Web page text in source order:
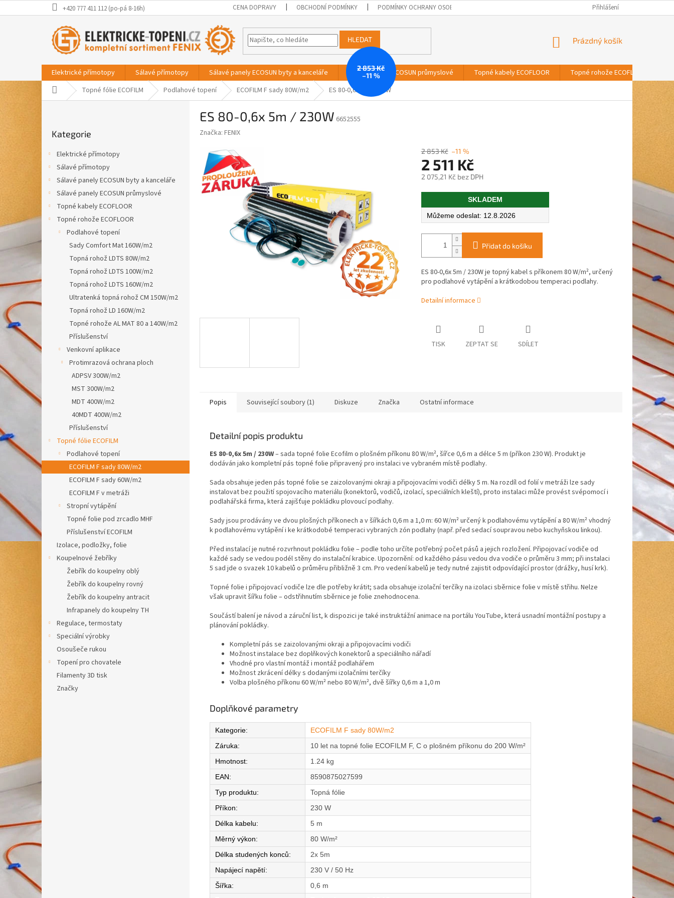
na
+420 777 411 112 (po-pá 8-16h) CENA DOPRAVY OBCHODNÍ PODMÍNKY PODMÍNKY OCHRANY OSOBNÍCH ÚDAJŮ Přihlášení
HLEDAT
NÁKUPNÍ
Prázdný košík
Elektrické přímotopy Sálavé přímotopy Sálavé panely ECOSUN byty a kanceláře Sálavé panely ECOSUN průmyslové Topné kabely ECOFLOOR Topné rohože ECOFLOOR
Domů Topné fólie ECOFILM Podlahové topení ECOFILM F sady 80W/m2 ES 80-0,6x 5m / 230W
a
e
kategorie
Kategorie
Elektrické přímotopy
Sálavé přímotopy
Sálavé panely ECOSUN byty a kanceláře
Sálavé panely ECOSUN průmyslové
Topné kabely ECOFLOOR
Topné rohože ECOFLOOR
Podlahové topení
Sady Comfort Mat 160W/m2
Topná rohož LDTS 80W/m2
Topná rohož LDTS 100W/m2
Topná rohož LDTS 160W/m2
Ultratenká topná rohož CM 150W/m2
Topná rohož LD 160W/m2
Topné rohože AL MAT 80 a 140W/m2
Příslušenství
Venkovní aplikace
Protimrazová ochrana ploch
ADPSV 300W/m2
MST 300W/m2
MDT 400W/m2
40MDT 400W/m2
Příslušenství
Topné fólie ECOFILM
Podlahové topení
ECOFILM F sady 80W/m2
ECOFILM F sady 60W/m2
ECOFILM F v metráži
Stropní vytápění
Topné folie pod zrcadlo MHF
Příslušenství ECOFILM
Izolace, podložky, folie
Koupelnové žebříky
Žebřík do koupelny oblý
Žebřík do koupelny rovný
Žebřík do koupelny antracit
Infrapanely do koupelny TH
Regulace, termostaty
Speciální výrobky
Osoušeče rukou
Topení pro chovatele
Filamenty 3D tisk
Značky
ES 80-0,6x 5m / 230W 6652555
Značka: FENIX
2 853 Kč
–11 %
2 853 Kč –11 %
2 511 Kč
2 075,21 Kč bez DPH
Měrná
SKLADEM
12.8.2026
Přidat do košíku
ES 80-0,6x 5m / 230W je topný kabel s příkonem 80 W/m², určený
pro podlahové vytápění a krátkodobou temperaci podlahy.
Detailní informace
TISK ZEPTAT SE SDÍLET
Popis Související soubory (1) Diskuze Značka Ostatní informace
Detailní popis produktu
ES 80-0,6x 5m / 230W– sada topné folie Ecofilm o plošném příkonu 80 W/m², šířce 0,6 m a délce 5 m (příkon 230 W). Produkt je
dodáván jako kompletní pás topné folie připravený pro instalaci ve vybraném místě podlahy.
Sada obsahuje jeden pás topné folie se zaizolovanými okraji a připojovacími vodiči délky 5 m. Na rozdíl od folií v metráži lze sady
instalovat bez použití spojovacího materiálu (konektorů, vodičů, izolací, speciálních kleští), proto instalaci může provést svépomocí i
podlahářská firma, která zajišťuje pokládku plovoucí podlahy.
Sady jsou prodávány ve dvou plošných příkonech a v šířkách 0,6 m a 1,0 m: 60 W/m² určený k podlahovému vytápění a 80 W/m² vhodný
k podlahovému vytápění i ke krátkodobé temperaci vybraných zón podlahy (např. před sedací soupravou nebo kuchyňskou linkou).
Před instalací je nutné rozvrhnout pokládku folie – podle toho určíte potřebný počet pásů a jejich rozložení. Připojovací vodiče od
každé sady se vedou podél stěny do instalační krabice. Upozornění: od každého pásu vedou dva vodiče o průměru 3 mm; při instalaci
5 sad jde o svazek 10 kabelů o průměru přibližně 3 cm. Pro vedení kabelů je tedy nutné zajistit odpovídající prostor (drážky, husí krk).
Topné folie i připojovací vodiče lze dle potřeby krátit; sada obsahuje izolační terčíky na izolaci sběrnice folie v místě střihu. Nelze
však upravit šířku folie – odstřihnutím sběrnice je folie znehodnocena.
Součástí balení je návod a záruční list, k dispozici je také instruktážní animace na portálu YouTube, která usnadní montážní postupy a
plánování pokládky.
Kompletní pás se zaizolovanými okraji a připojovacími vodiči
Možnost instalace bez doplňkových konektorů a speciálního nářadí
Vhodné pro vlastní montáž i montáž podlahářem
Možnost zkrácení délky s dodanými izolačními terčíky
Volba plošného příkonu 60 W/m² nebo 80 W/m², dvě šířky 0,6 m a 1,0 m
Doplňkové parametry
Kategorie:
ECOFILM F sady 80W/m2
Záruka:
10 let na topné folie ECOFILM F, C o plošném příkonu do 200 W/m²
Hmotnost:
1.24 kg
EAN:
8590875027599
Typ produktu:
Topná fólie
Příkon:
230 W
Délka kabelu:
5 m
Měrný výkon:
80 W/m²
Délka studených konců:
2x 5m
Napájecí napětí:
230 V / 50 Hz
Šířka:
0,6 m